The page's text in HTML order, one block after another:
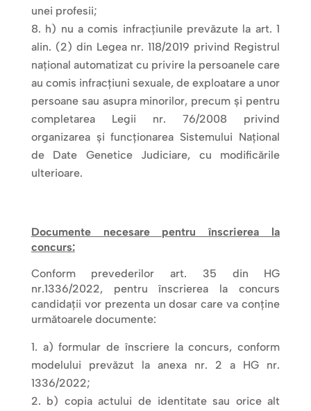
unei profesii;
h) nu a comis infracţiunile prevăzute la art. 1
alin. (2) din Legea nr. 118/2019 privind Registrul
naţional automatizat cu privire la persoanele care
au comis infracţiuni sexuale, de exploatare a unor
persoane sau asupra minorilor, precum şi pentru
completarea Legii nr. 76/2008 privind
organizarea şi funcţionarea Sistemului Naţional
de Date Genetice Judiciare, cu modificările
ulterioare.
Documente necesare pentru înscrierea la
concurs:
Conform prevederilor art. 35 din HG
nr.1336/2022, pentru înscrierea la concurs
candidaţii vor prezenta un dosar care va conţine
următoarele documente:
a) formular de înscriere la concurs, conform
modelului prevăzut la anexa nr. 2 a HG nr.
1336/2022;
b) copia actului de identitate sau orice alt